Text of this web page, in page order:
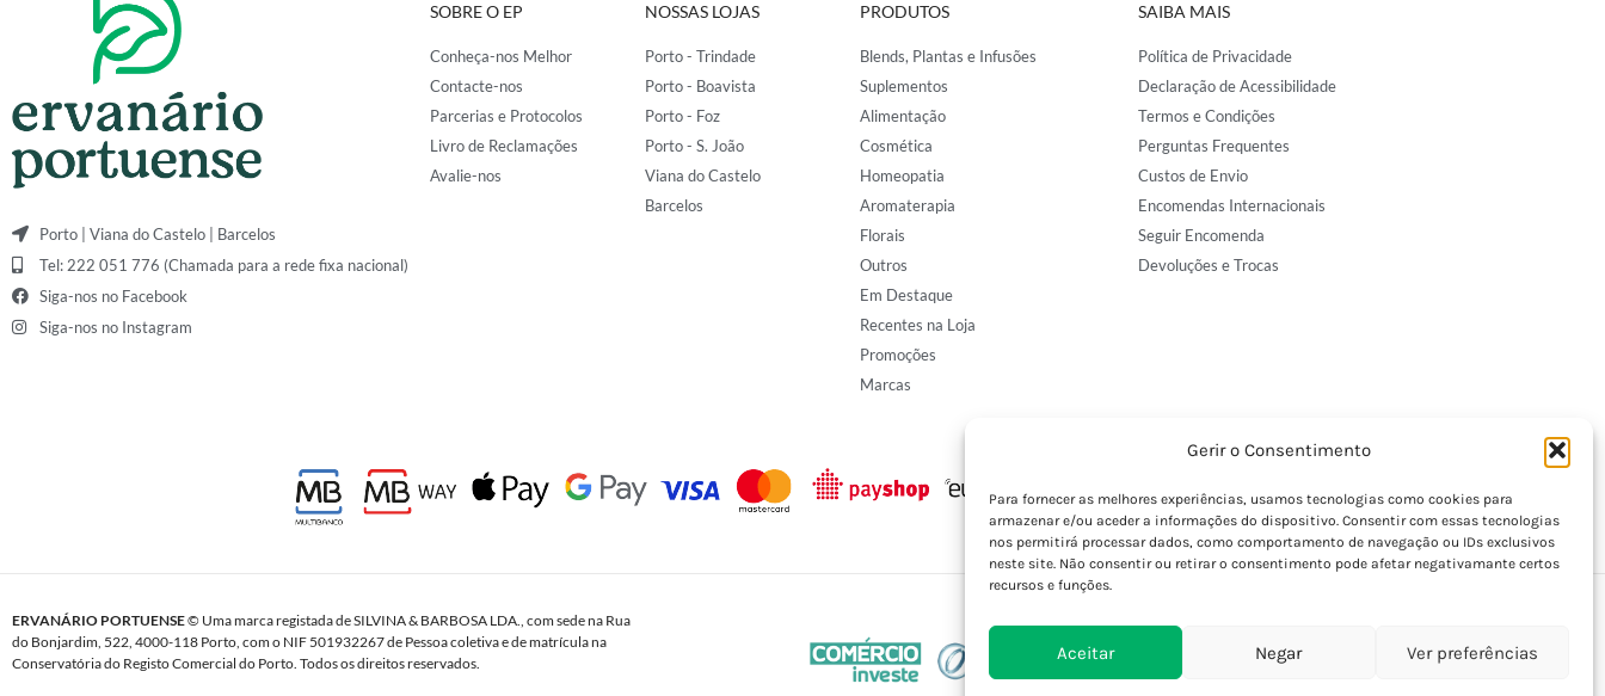
Gerir o Consentimento
Para fornecer as melhores experiências, usamos tecnologias como cookies para
armazenar e/ou aceder a informações do dispositivo. Consentir com essas tecnologias
nos permitirá processar dados, como comportamento de navegação ou IDs exclusivos
neste site. Não consentir ou retirar o consentimento pode afetar negativamante certos
recursos e funções.
Aceitar Negar Ver preferências
Porto | Viana do Castelo | Barcelos
Tel: 222 051 776 (Chamada para a rede fixa nacional)
Siga-nos no Facebook
Siga-nos no Instagram
SOBRE O EP
Conheça-nos Melhor
Contacte-nos
Parcerias e Protocolos
Livro de Reclamações
Avalie-nos
NOSSAS LOJAS
Porto - Trindade
Porto - Boavista
Porto - Foz
Porto - S. João
Viana do Castelo
Barcelos
PRODUTOS
Blends, Plantas e Infusões
Suplementos
Alimentação
Cosmética
Homeopatia
Aromaterapia
Florais
Outros
Em Destaque
Recentes na Loja
Promoções
Marcas
SAIBA MAIS
Política de Privacidade
Declaração de Acessibilidade
Termos e Condições
Perguntas Frequentes
Custos de Envio
Encomendas Internacionais
Seguir Encomenda
Devoluções e Trocas
ERVANÁRIO PORTUENSE© Uma marca registada de SILVINA & BARBOSA LDA., com sede na Rua
do Bonjardim, 522, 4000-118 Porto, com o NIF 501932267 de Pessoa coletiva e de matrícula na
Conservatória do Registo Comercial do Porto. Todos os direitos reservados.